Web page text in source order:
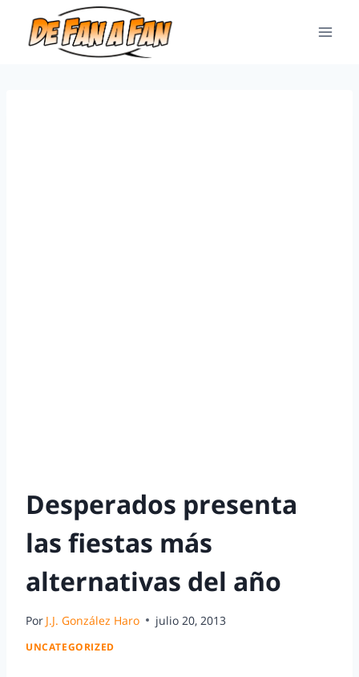
Desperados presenta
las fiestas más
alternativas del año
Por J.J. González Haro julio 20, 2013
UNCATEGORIZED